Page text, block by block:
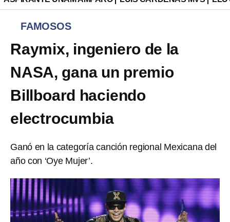
FAMOSOS
Raymix, ingeniero de la
NASA, gana un premio
Billboard haciendo
electrocumbia
Ganó en la categoría canción regional Mexicana del
año con ‘Oye Mujer’.